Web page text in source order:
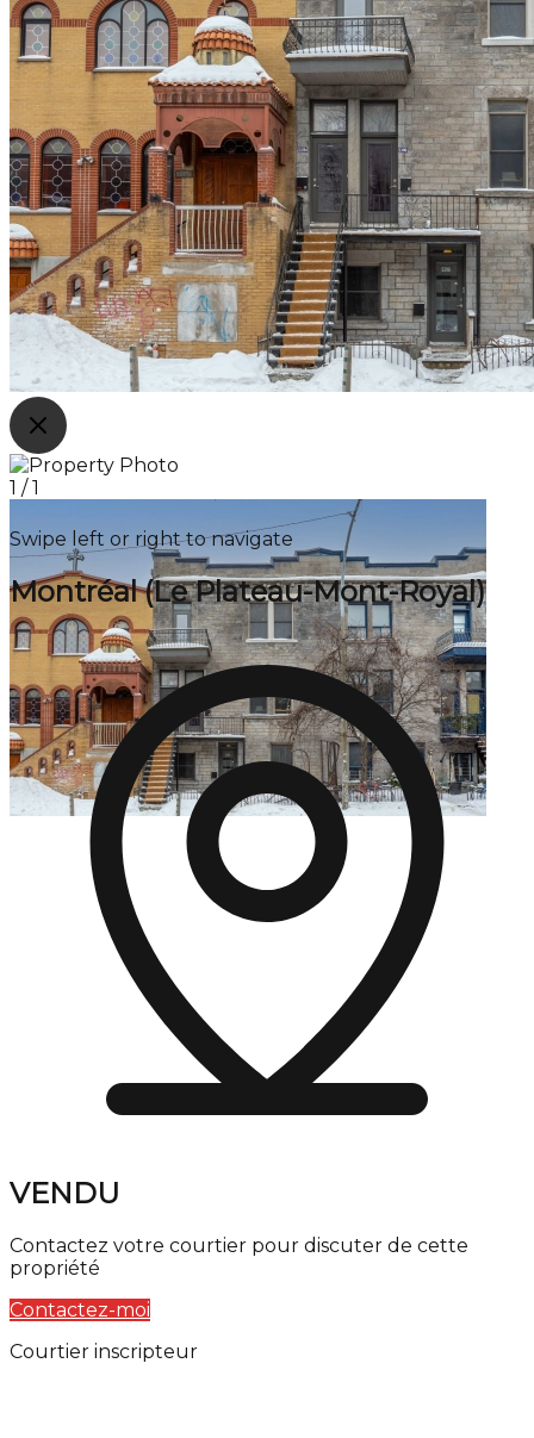
1 /1
Swipe left or right to navigate
Montréal (Le Plateau-Mont-Royal)
VENDU
Contactez votre courtier pour discuter de cette
propriété
Contactez-moi
Courtier inscripteur